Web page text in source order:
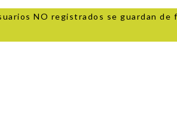
NO registrados se guardan